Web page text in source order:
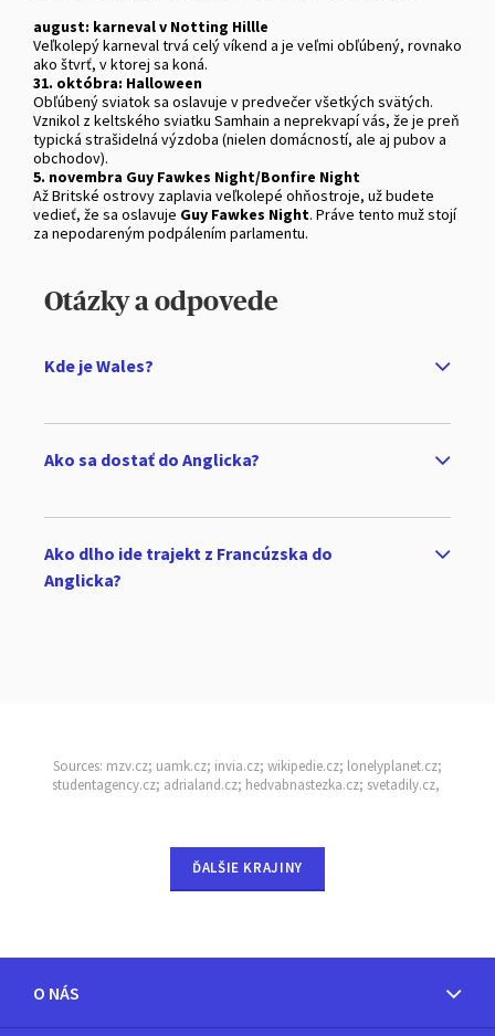
august: karneval v Notting Hillle
Veľkolepý karneval trvá celý víkend a je veľmi obľúbený, rovnako
ako štvrť, v ktorej sa koná.
31. októbra: Halloween
Obľúbený sviatok sa oslavuje v predvečer všetkých svätých.
Vznikol z keltského sviatku Samhain a neprekvapí vás, že je preň
typická strašidelná výzdoba (nielen domácností, ale aj pubov a
obchodov).
5. novembra Guy Fawkes Night/Bonfire Night
Až Britské ostrovy zaplavia veľkolepé ohňostroje, už budete
vedieť, že sa oslavuje Guy Fawkes Night. Práve tento muž stojí
za nepodareným podpálením parlamentu.
Otázky a odpovede
Kde je Wales?
Ako sa dostať do Anglicka?
Ako dlho ide trajekt z Francúzska do
Anglicka?
Sources: mzv.cz; uamk.cz; invia.cz; wikipedie.cz; lonelyplanet.cz;
studentagency.cz; adrialand.cz; hedvabnastezka.cz; svetadily.cz,
ĎALŠIE KRAJINY
O NÁS